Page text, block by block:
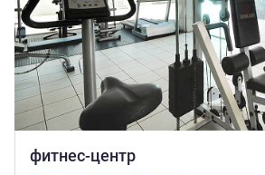
фитнес-центр